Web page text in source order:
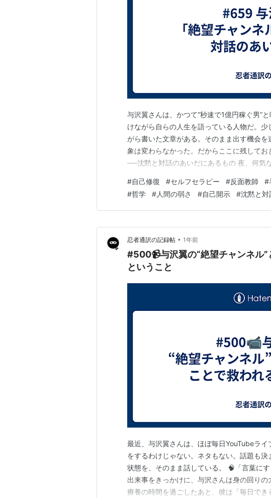
与沢翼さんは、かつて“秒速で1億円稼ぐ男”
けながら自らの人生を語っている人物だ。
がら書いた文章がある。そのまま出す機会
象は変わらなかった。だからここに残してお
──沈黙と対話のあいだにあるもの 夜、何気
つりぽつりと、自分の状態を語っているだけ
る。 🕯️ 語られるのは「出来事」ではなく…
#自己修復 #セルフセラピー #反面教師 #
#哲学 #人間の弱さ #自己開示 #沈黙と対
忍者通訳の記録帖 • 1年前
#500📹与沢翼の“絶望チャンネル
ということ
最近、与沢翼さんは、ほぼ毎日YouTubeラ
をするわけじゃない。ネタもない。話題も
状態を、そのまま話している。 🧠「言葉に
出来事をきっかけに、与沢さんは身の回り
療養の時間を過ごしたあと、彼は「毎日で